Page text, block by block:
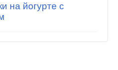
на йогурте с